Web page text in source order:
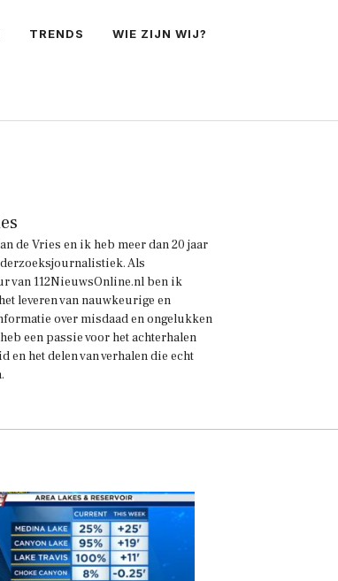
TRENDS WIE ZIJN WIJ?
de Vries en ik heb meer dan 20 jaar
Als
van 112NieuwsOnline.nl ben ik
leveren van nauwkeurige en
over misdaad en ongelukken
een passie voor het achterhalen
en het delen van verhalen die echt